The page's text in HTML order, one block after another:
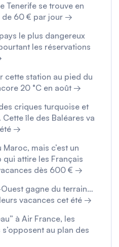
Tenerife se trouve en
de 60 € par jour →
le plus dangereux
les réservations
cette station au pied du
20 °C en août →
criques turquoise et
île des Baléares va
→
mais c’est un
qui attire les Français
dès 600 € →
gagne du terrain…
vacances cet été →
à Air France, les
au plan des